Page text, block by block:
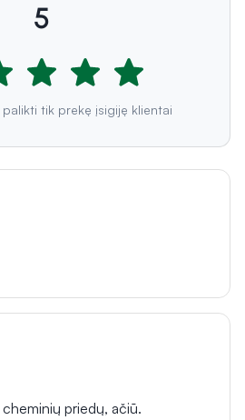
5
tik prekę įsigiję klientai
priedų, ačiū.